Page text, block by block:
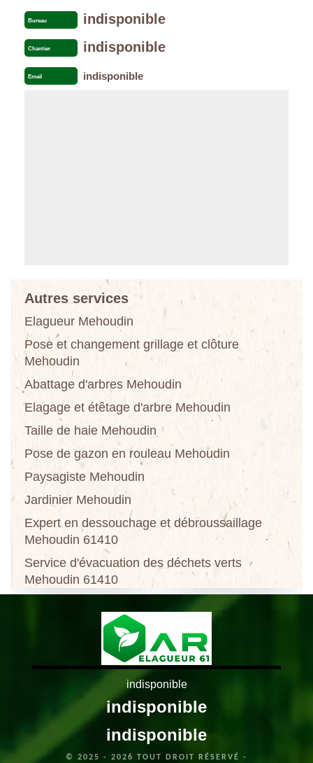
Bureau indisponible
Chantier indisponible
Email indisponible
Autres services
Elagueur Mehoudin
Pose et changement grillage et clôture
Mehoudin
Abattage d'arbres Mehoudin
Elagage et étêtage d'arbre Mehoudin
Taille de haie Mehoudin
Pose de gazon en rouleau Mehoudin
Paysagiste Mehoudin
Jardinier Mehoudin
Expert en dessouchage et débroussaillage
Mehoudin 61410
Service d'évacuation des déchets verts
Mehoudin 61410
indisponible
indisponible
indisponible
© 2025 - 2026 TOUT DROIT RÉSERVÉ -